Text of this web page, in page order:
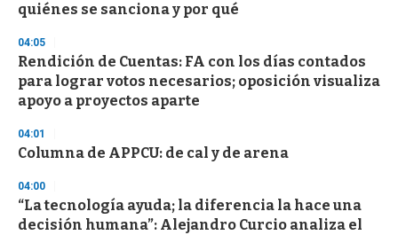
quiénes se sanciona y por qué
04:05
Rendición de Cuentas: FA con los días contados
para lograr votos necesarios; oposición visualiza
apoyo a proyectos aparte
04:01
Columna de APPCU: de cal y de arena
04:00
“La tecnología ayuda; la diferencia la hace una
decisión humana”: Alejandro Curcio analiza el